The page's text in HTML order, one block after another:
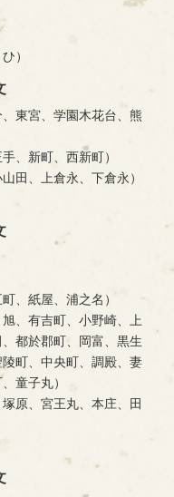
）
東宮、学園木花台、熊
、新町、西新町）
田、上倉永、下倉永）
、紙屋、浦之名）
、有吉町、小野崎、上
都於郡町、岡富、黒生
町、中央町、調殿、妻
童子丸）
原、宮王丸、本庄、田